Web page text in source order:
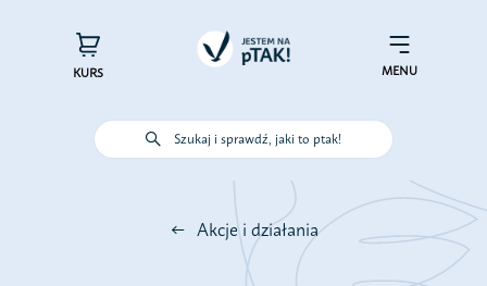
KURS MENU
Szukaj i sprawdź, jaki to ptak!
Poznaj ptaki
Działaj dla ptakówAkcje i działania